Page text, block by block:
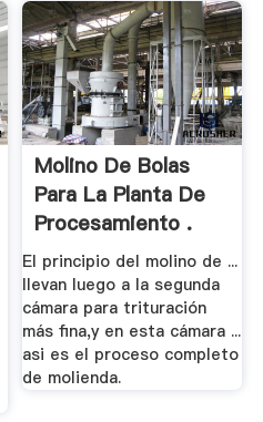
Molino De Bolas
Para La Planta De
Procesamiento .
El principio del molino de ...
llevan luego a la segunda
cámara para trituración
más fina,y en esta cámara ...
asi es el proceso completo
de molienda.